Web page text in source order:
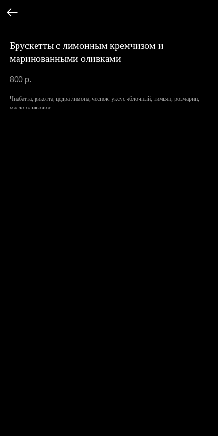
Брускетты с лимонным кремчизом и
маринованными оливками
800 р.
Чиабатта, рикотта, цедра лимона, чеснок, уксус яблочный, тимьян, розмарин,
масло оливковое